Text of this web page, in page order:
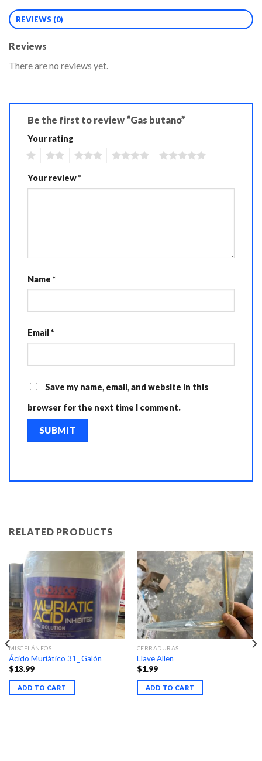
REVIEWS (0)
Reviews
There are no reviews yet.
Be the first to review “Gas butano”
Your rating
Your review*
Name *
Email*
Save my name, email, and website in this
browser for the next time I comment.
RELATED PRODUCTS
MISCELÁNEOS
Ácido Muriático 31_ Galón
$13.99
ADD TO CART
CERRADURAS
Llave Allen
$1.99
ADD TO CART